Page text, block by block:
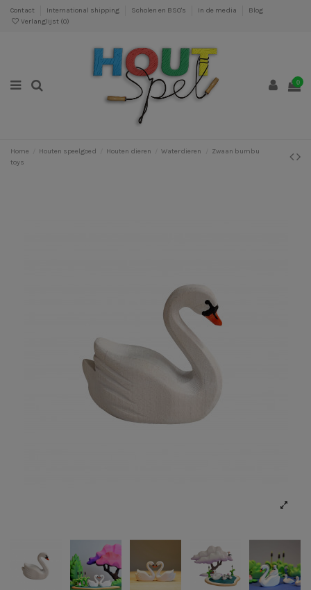
Contact International shipping Scholen en BSO's In de media
Blog
Verlanglijst (0)
0
Home Houten speelgoed Houten dieren Waterdieren
Zwaan bumbu
toys